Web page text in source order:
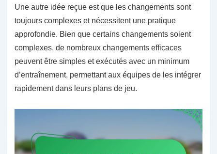
Une autre idée reçue est que les changements sont
toujours complexes et nécessitent une pratique
approfondie. Bien que certains changements soient
complexes, de nombreux changements efficaces
peuvent être simples et exécutés avec un minimum
d’entraînement, permettant aux équipes de les intégrer
rapidement dans leurs plans de jeu.